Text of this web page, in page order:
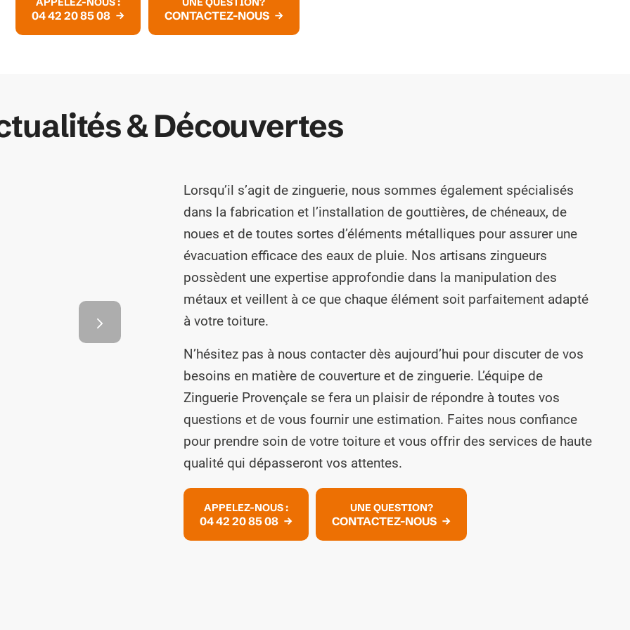
04 42 20 85 08 CONTACTEZ-NOUS
& Découvertes
Lorsqu’il s’agit de zinguerie, nous sommes également spécialisés
dans la fabrication et l’installation de gouttières, de chéneaux, de
noues et de toutes sortes d’éléments métalliques pour assurer une
évacuation efficace des eaux de pluie. Nos artisans zingueurs
possèdent une expertise approfondie dans la manipulation des
métaux et veillent à ce que chaque élément soit parfaitement adapté
à votre toiture.
N’hésitez pas à nous contacter dès aujourd’hui pour discuter de vos
besoins en matière de couverture et de zinguerie. L’équipe de
Zinguerie Provençale se fera un plaisir de répondre à toutes vos
questions et de vous fournir une estimation. Faites nous confiance
pour prendre soin de votre toiture et vous offrir des services de haute
qualité qui dépasseront vos attentes.
APPELEZ-NOUS :
04 42 20 85 08
UNE QUESTION?
CONTACTEZ-NOUS